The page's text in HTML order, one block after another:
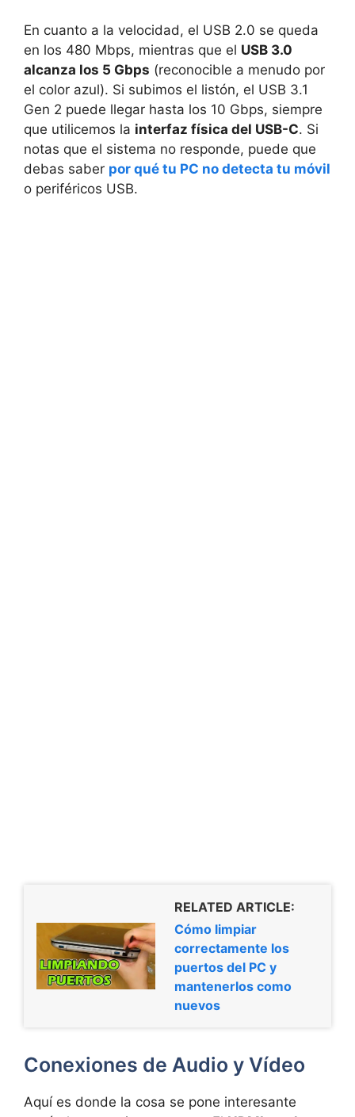
En cuanto a la velocidad, el USB 2.0 se queda
en los 480 Mbps, mientras que el USB 3.0
alcanza los 5 Gbps (reconocible a menudo por
el color azul). Si subimos el listón, el USB 3.1
Gen 2 puede llegar hasta los 10 Gbps, siempre
que utilicemos la interfaz física del USB-C. Si
notas que el sistema no responde, puede que
debas saber por qué tu PC no detecta tu móvil
o periféricos USB.
RELATED ARTICLE:
Cómo limpiar
correctamente los
puertos del PC y
mantenerlos como
nuevos
Conexiones de Audio y Vídeo
Aquí es donde la cosa se pone interesante